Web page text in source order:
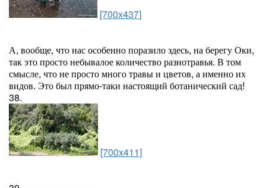
[700x437]
А, вообще, что нас особенно поразило здесь, на берегу Оки,
так это просто небывалое количество разнотравья. В том
смысле, что не просто много травы и цветов, а именно их
видов. Это был прямо-таки настоящий ботанический сад!
38.
[700x411]